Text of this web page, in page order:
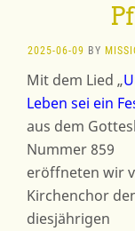
2025-06-09 BY
Mit dem Lied „
Leben sei ein
aus dem
Nummer 859
eröffneten wir
Kirchenchor
diesjährigen